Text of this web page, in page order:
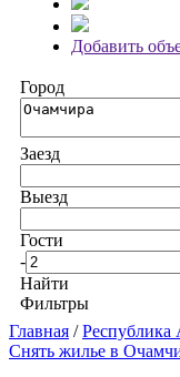
Добавить
Город
Заезд
Выезд
Гости
-
Найти
Фильтры
Главная /Республика
Снять жилье в